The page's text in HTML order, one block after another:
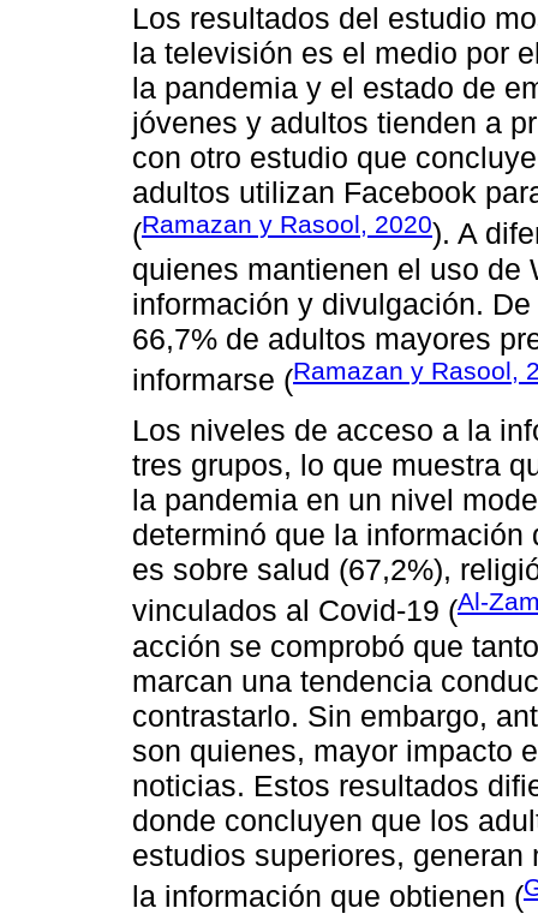
Los resultados del estudio
la televisión es el medio por
la pandemia y el estado de
jóvenes y adultos tienden a
con otro estudio que
adultos utilizan Facebook
(Ramazan y Rasool, 2020). A
quienes mantienen el uso de
información y divulgación.
66,7% de adultos mayores
informarse (Ramazan y Rasool,
Los niveles de acceso a la
tres grupos, lo que muestra
la pandemia en un nivel
determinó que la
es sobre salud (67,2%),
vinculados al Covid-19 (Al-
acción se comprobó que
marcan una tendencia
contrastarlo. Sin embargo,
son quienes, mayor impacto
noticias. Estos resultados
donde concluyen que los
estudios superiores,
la información que obtienen (